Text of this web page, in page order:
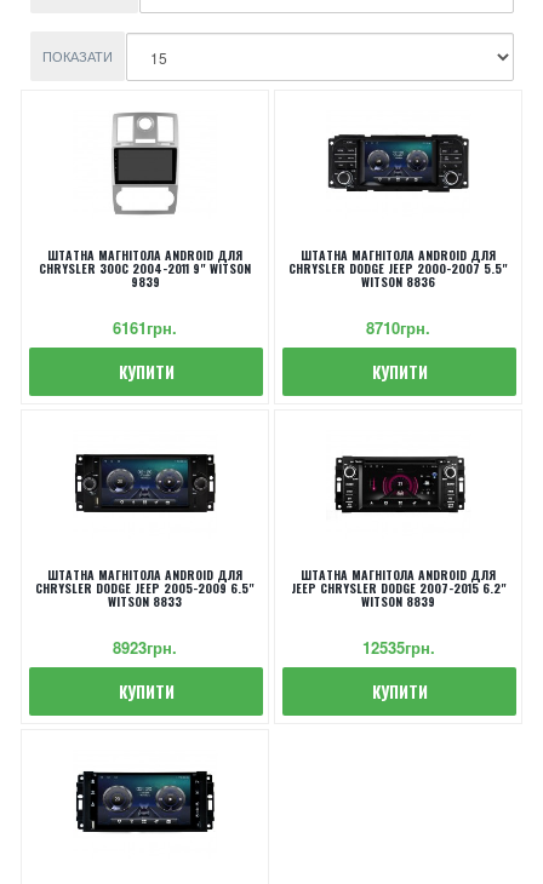
ПОКАЗАТИ
ШТАТНА МАГНІТОЛА ANDROID ДЛЯ
CHRYSLER 300C 2004-2011 9" WITSON
9839
6161грн.
КУПИТИ
ШТАТНА МАГНІТОЛА ANDROID ДЛЯ
CHRYSLER DODGE JEEP 2000-2007 5.5"
WITSON 8836
8710грн.
КУПИТИ
ШТАТНА МАГНІТОЛА ANDROID ДЛЯ
CHRYSLER DODGE JEEP 2005-2009 6.5"
WITSON 8833
8923грн.
КУПИТИ
ШТАТНА МАГНІТОЛА ANDROID ДЛЯ
JEEP CHRYSLER DODGE 2007-2015 6.2"
WITSON 8839
12535грн.
КУПИТИ